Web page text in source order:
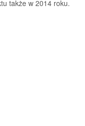
także w 2014 roku.